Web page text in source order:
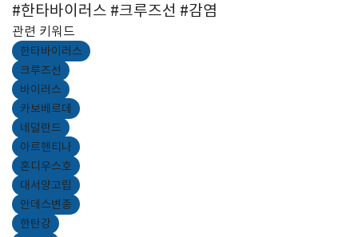
#한타바이러스 #크루즈선 #감염
관련 키워드
한타바이러스
크루즈선
바이러스
카보베르데
네덜란드
아르헨티나
혼디우스호
대서양고립
안데스변종
한탄강